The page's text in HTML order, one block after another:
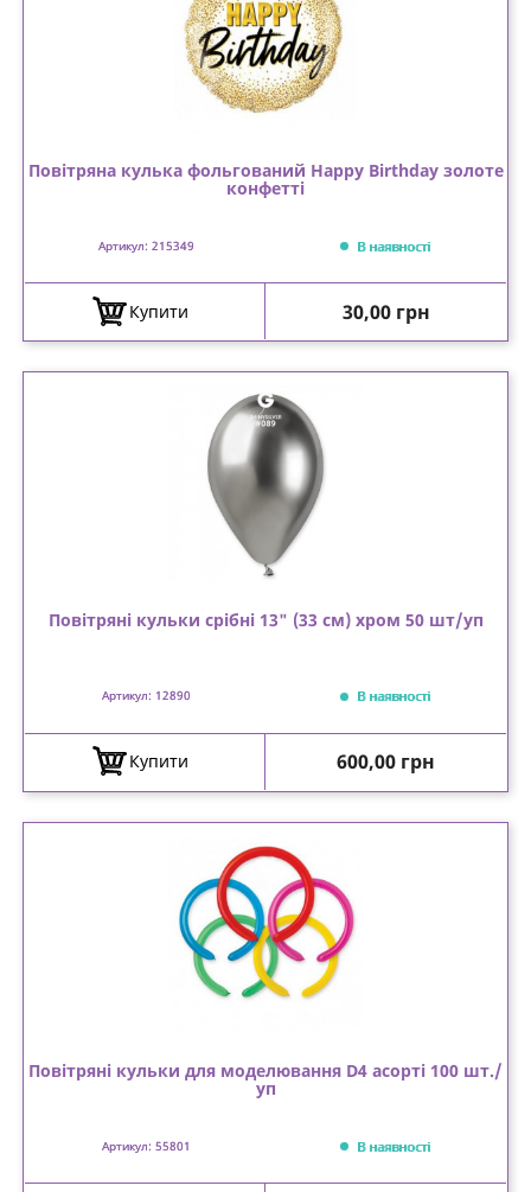
Повітряна кулька фольгований Happy Birthday золоте
конфетті
Артикул: 215349 В наявності
Купити Ціна
30,00 грн
Повітряні кульки срібні 13" (33 см) хром 50 шт/уп
Артикул: 12890 В наявності
Купити Ціна
600,00 грн
Повітряні кульки для моделювання D4 асорті 100 шт./
уп
Артикул: 55801 В наявності